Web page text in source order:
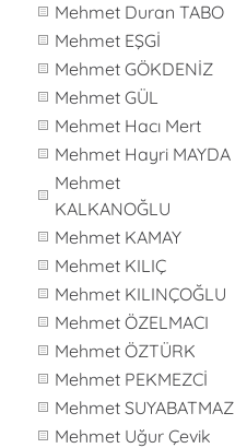
Mehmet Duran TABO
Mehmet EŞGİ
Mehmet GÖKDENİZ
Mehmet GÜL
Mehmet Hacı Mert
Mehmet Hayri MAYDA
Mehmet
KALKANOĞLU
Mehmet KAMAY
Mehmet KILIÇ
Mehmet KILINÇOĞLU
Mehmet ÖZELMACI
Mehmet ÖZTÜRK
Mehmet PEKMEZCİ
Mehmet SUYABATMAZ
Mehmet Uğur Çevik